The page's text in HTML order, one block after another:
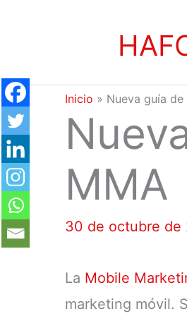
Inicio » Nueva guía
MMA
30 de octubre de
La Mobile
marketing móvil.